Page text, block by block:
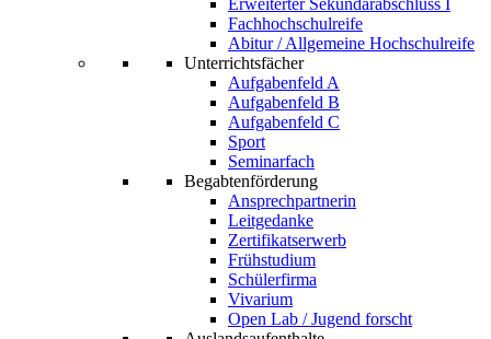
Erweiterter Sekundarabschluss I
Fachhochschulreife
Abitur / Allgemeine Hochschulreife
Unterrichtsfächer
Aufgabenfeld A
Aufgabenfeld B
Aufgabenfeld C
Sport
Seminarfach
Begabtenförderung
Ansprechpartnerin
Leitgedanke
Zertifikatserwerb
Frühstudium
Schülerfirma
Vivarium
Open Lab / Jugend forscht